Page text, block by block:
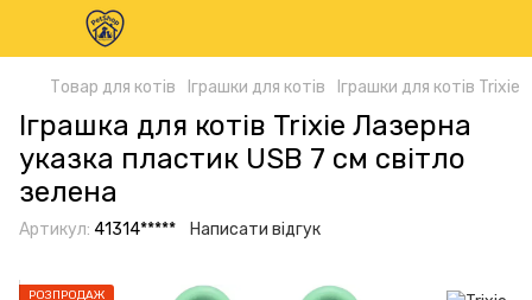
Товар для котів Іграшки для котів Іграшки для котів Trixie
Іграшка для котів Trixie Лазерна
указка пластик USB 7 см світло
зелена
Артикул: 41314***** Написати відгук
РОЗПРОДАЖ